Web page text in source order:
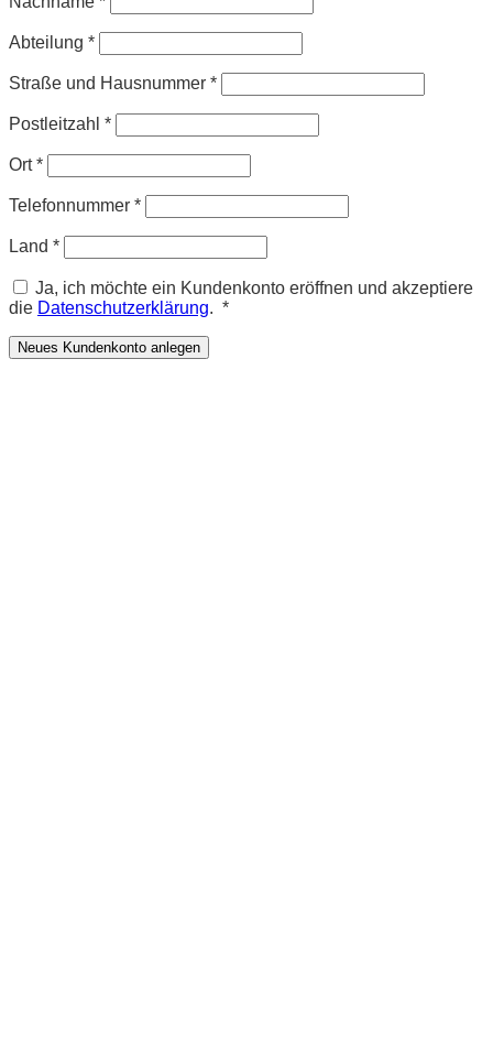
Abteilung *
Straße und Hausnummer *
Postleitzahl *
Ort*
Telefonnummer *
Land *
Ja, ich möchte ein Kundenkonto eröffnen und akzeptiere
die Datenschutzerklärung. *Erforderlich
Neues Kundenkonto anlegen